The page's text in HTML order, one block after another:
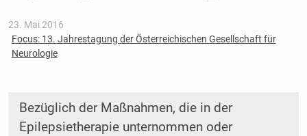
23. Mai 2016
Focus: 13. Jahrestagung der Österreichischen Gesellschaft für
Neurologie
Bezüglich der Maßnahmen, die in der
Epilepsietherapie unternommen oder